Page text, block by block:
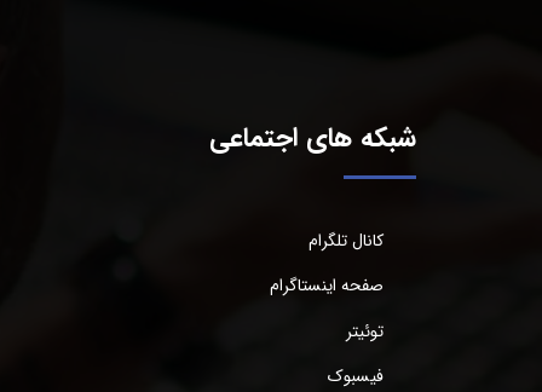
شبکه های اجتماعی
کانال تلگرام
صفحه اینستاگرام
توئیتر
فیسبوک